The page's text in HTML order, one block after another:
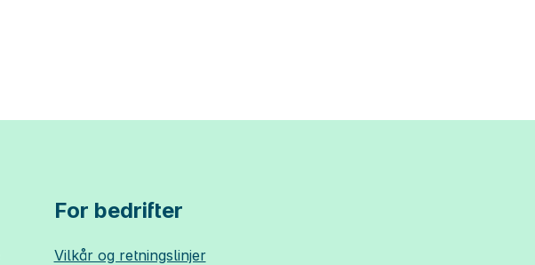
For bedrifter
Vilkår og retningslinjer